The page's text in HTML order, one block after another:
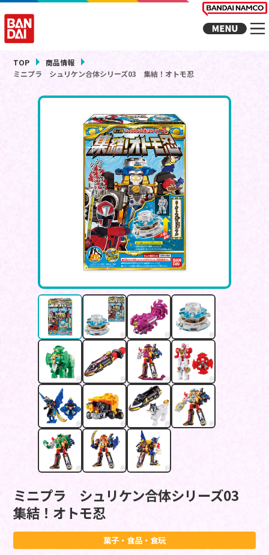
TOP
商品情報
ミニプラ シュリケン合体シリーズ03 集結！オトモ忍
ミニプラ シュリケン合体シリーズ03
集結！オトモ忍
菓子・食品・食玩